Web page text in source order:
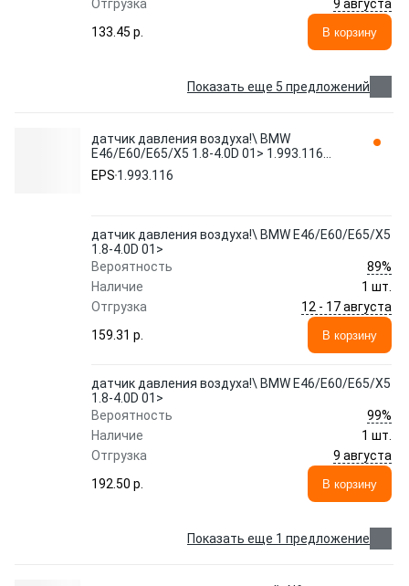
Отгрузка
9 августа
133.45 p.
В корзину
Показать еще 5 предложений
датчик давления воздуха!\ BMW
E46/E60/E65/X5 1.8-4.0D 01> 1.993.116
EPS
EPS 1.993.116
датчик давления воздуха!\ BMW E46/E60/E65/X5
1.8-4.0D 01>
Вероятность
89%
Наличие
1 шт.
Отгрузка
12 - 17 августа
159.31 p.
В корзину
датчик давления воздуха!\ BMW E46/E60/E65/X5
1.8-4.0D 01>
Вероятность
99%
Наличие
1 шт.
Отгрузка
9 августа
192.50 p.
В корзину
Показать еще 1 предложение